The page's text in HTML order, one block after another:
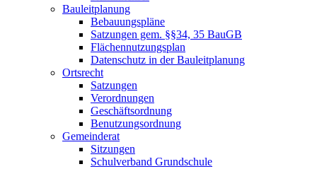
Bauleitplanung
Bebauungspläne
Satzungen gem. §§34, 35 BauGB
Flächennutzungsplan
Datenschutz in der Bauleitplanung
Ortsrecht
Satzungen
Verordnungen
Geschäftsordnung
Benutzungsordnung
Gemeinderat
Sitzungen
Schulverband Grundschule